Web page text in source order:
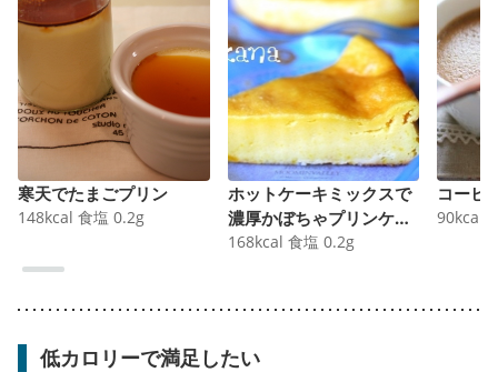
寒天でたまごプリン
148kcal 食塩 0.2g
ホットケーキミックスで
濃厚かぼちゃプリンケー
キ
168kcal 食塩 0.2g
コーヒ
90kcal
低カロリーで満足したい